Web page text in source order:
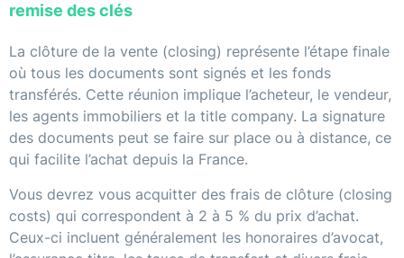
remise des clés
La clôture de la vente (closing) représente l’étape finale
où tous les documents sont signés et les fonds
transférés. Cette réunion implique l’acheteur, le vendeur,
les agents immobiliers et la title company. La signature
des documents peut se faire sur place ou à distance, ce
qui facilite l’achat depuis la France.
Vous devrez vous acquitter des frais de clôture (closing
costs) qui correspondent à 2 à 5 % du prix d’achat.
Ceux-ci incluent généralement les honoraires d’avocat,